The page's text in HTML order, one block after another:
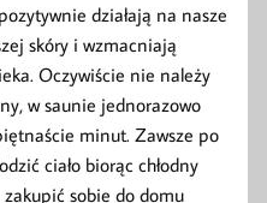
działają na nasze
skóry i wzmacniają
Oczywiście nie należy
w saunie jednorazowo
minut. Zawsze po
ciało biorąc chłodny
sobie do domu